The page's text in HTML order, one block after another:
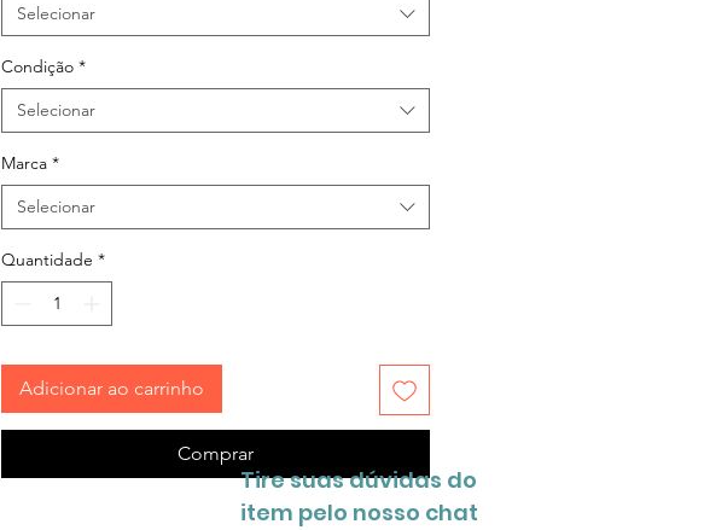
Selecionar
Condição *
Selecionar
Marca *
Selecionar
Quantidade *
Adicionar ao carrinho
Comprar
Tire suas dúvidas do
item pelo nosso chat